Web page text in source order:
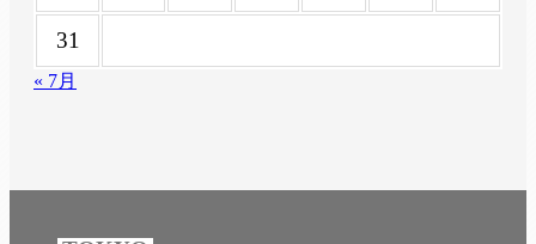
31
« 7月